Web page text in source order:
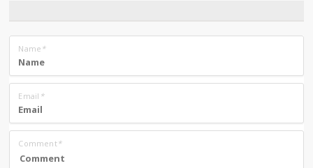
Name *
Email *
Comment*